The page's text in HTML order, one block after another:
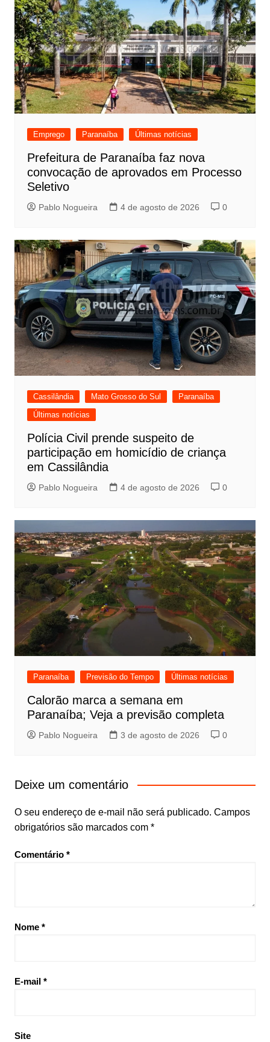
Emprego Paranaíba Últimas notícias
Prefeitura de Paranaíba faz nova
convocação de aprovados em Processo
Seletivo
Pablo Nogueira 4 de agosto de 2026 0
Cassilândia Mato Grosso do Sul
Paranaíba
Últimas notícias
Polícia Civil prende suspeito de
participação em homicídio de criança
em Cassilândia
Pablo Nogueira 4 de agosto de 2026 0
Paranaíba Previsão do Tempo Últimas notícias
Calorão marca a semana em
Paranaíba; Veja a previsão completa
Pablo Nogueira 3 de agosto de 2026 0
Deixe um comentário
O seu endereço de e-mail não será publicado. Campos
obrigatórios são marcados com *
Comentário *
Nome *
E-mail *
Site